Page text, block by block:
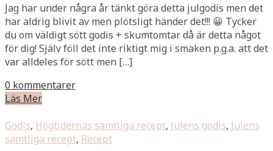
Jag har under några år tänkt göra detta julgodis men det
har aldrig blivit av men plötsligt händer det!!! 😀 Tycker
du om väldigt sött godis + skumtomtar då är detta något
för dig! Själv föll det inte riktigt mig i smaken p.g.a. att det
var alldeles för sött men […]
0 kommentarer
Läs Mer
Godis, Högtidernas samtliga recept, Julens godis, Julens
samtliga recept, Recept